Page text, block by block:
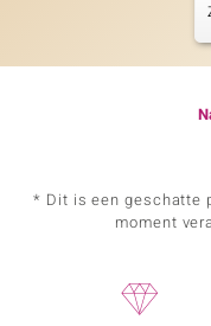
* Dit is een geschatte
moment